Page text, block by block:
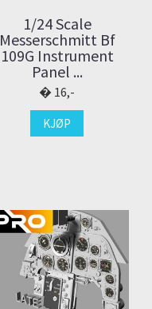
1/24 Scale
Messerschmitt Bf
109G Instrument
Panel ...
16,-
KJØP